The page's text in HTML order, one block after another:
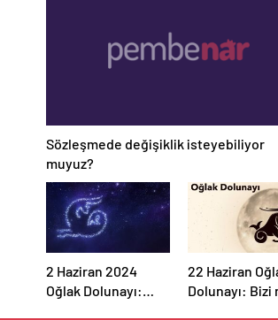
Sözleşmede değişiklik isteyebiliyor
muyuz?
2 Haziran 2024
Oğlak Dolunayı:
22 Haziran
Dolunayı: Bizi